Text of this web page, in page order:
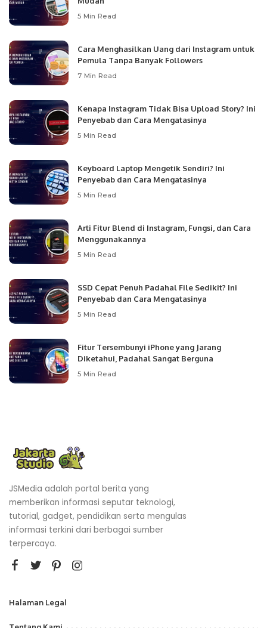
5 Min Read
Cara Menghasilkan Uang dari Instagram untuk
Pemula Tanpa Banyak Followers
7 Min Read
Kenapa Instagram Tidak Bisa Upload Story? Ini
Penyebab dan Cara Mengatasinya
5 Min Read
Keyboard Laptop Mengetik Sendiri? Ini
Penyebab dan Cara Mengatasinya
5 Min Read
Arti Fitur Blend di Instagram, Fungsi, dan Cara
Menggunakannya
5 Min Read
SSD Cepat Penuh Padahal File Sedikit? Ini
Penyebab dan Cara Mengatasinya
5 Min Read
Fitur Tersembunyi iPhone yang Jarang
Diketahui, Padahal Sangat Berguna
5 Min Read
JSMedia adalah portal berita yang
memberikan informasi seputar teknologi,
tutorial, gadget, pendidikan serta mengulas
informasi terkini dari berbagai sumber
terpercaya.
Halaman Legal